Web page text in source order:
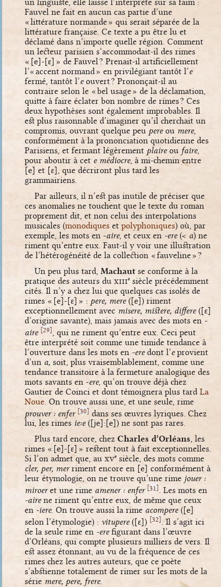
Fauvel ne fait en aucun cas partie d’une
« littérature normande » qui serait séparée de la
littérature française. Ce texte a pu être lu et
déclamé dans n’importe quelle région. Comment
un lecteur parisien s’accommodait-il des rimes
« [e]-[ɛ] » de Fauvel ? Prenait-il artificiellement
l’« accent normand » en privilégiant tantôt l’e
fermé, tantôt l’eouvert ? Prononçait-il au
contraire selon le « bel usage » de la déclamation,
quitte à faire éclater bon nombre de rimes ? Ces
deux hypothèses sont également improbables. Il
est plus raisonnable d’imaginer qu’il cherchait un
compromis, ouvrant quelque peu pereou mere,
conformément à la prononciation quotidienne des
Parisiens, et fermant légèrement plaireou faire,
pour aboutir à cet e médiocre, à mi-chemin entre
[e] et [ɛ] , que décriront plus tard les
grammairiens.
Par ailleurs, il n’est pas inutile de préciser que
ces anomalies ne touchent que le texte du roman
proprement dit, et non celui des interpolations
musicales (monodiques et polyphoniques) où, par
exemple, les mots en -aire, et ceux en -ere(< a) ne
riment qu’entre eux. Faut-il y voir une illustration
de l’hétérogénéité de la collection « fauveline » ?
Un peu plus tard, Machautse conforme à la
pratique des auteurs du xiiie siècle précédemment
cités. Il n’y a chez lui que quelques cas isolés de
rimes « [e]-[ɛ] » : pere, mere([e]) riment
exceptionnellement avec misere, mistere, differe([ɛ]
d’origine savante), mais jamais avec des mots en -
aire [29]
, qui ne riment qu’entre eux. Ceci peut
être interprété soit comme une timide tendance à
l’ouverture dans les mots en -eredont l’eprovient
d’un a, soit, plus vraisemblablement, comme une
tendance transitoire à la fermeture analogique des
mots savants en -ere, qu’on trouve déjà chez
Gautier de Coinci et dont témoignera plus tard La
Noue . On trouve aussi une, et une seule, rime
prouver : enfer [30] dans ses œuvres lyriques. Chez
lui, les rimes ie:e([je] : [e]) ne sont pas rares.
Plus tard encore, chez Charles d’Orléans, les
rimes « [e]-[ɛ] » restent tout à fait exceptionnelles.
Si l’on admet que, au xve siècle, des mots comme
cler, per, merriment encore en [e] conformément à
leur étymologie, on ne trouve qu’une rime jouer :
miroeret une rime amener : enfer [31]. Les mots en
-airene riment qu’entre eux, de même que ceux
en -iere. On trouve aussi la rime acompere([e]
selon l’étymologie) : vitupere([ɛ]) [32]. Il s’agit ici
de la seule rime en -erefigurant dans l’œuvre
d’Orléans, qui compte plusieurs milliers de vers. Il
est assez étonnant, au vu de la fréquence de ces
rimes chez les autres auteurs, que ce poète
s’abstienne totalement de rimer sur les mots de la
série mere, pere, frere.